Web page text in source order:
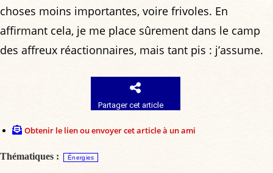
choses moins importantes, voire frivoles. En
affirmant cela, je me place sûrement dans le camp
des affreux réactionnaires, mais tant pis : j’assume.
Partager cet article
Obtenir le lien ou envoyer cet article à un ami
Thématiques : Énergies